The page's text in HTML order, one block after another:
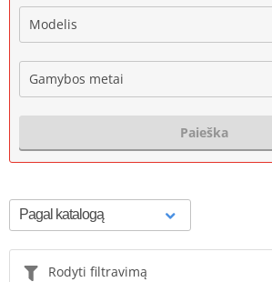
Modelis
Gamybos metai
Paieška
Rodyti filtravimą